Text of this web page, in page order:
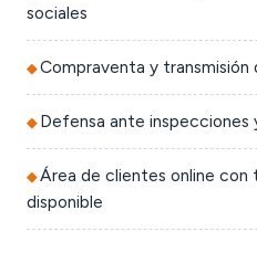
sociales
Compraventa y
Defensa ante inspecciones
Área de clientes online
disponible